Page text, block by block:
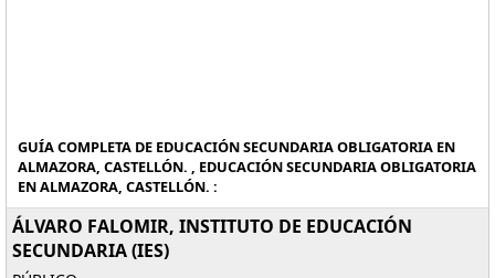
GUÍA COMPLETA DE EDUCACIÓN SECUNDARIA OBLIGATORIA EN
ALMAZORA, CASTELLÓN. , EDUCACIÓN SECUNDARIA OBLIGATORIA
EN ALMAZORA, CASTELLÓN. :
ÁLVARO FALOMIR, INSTITUTO DE EDUCACIÓN
SECUNDARIA (IES)